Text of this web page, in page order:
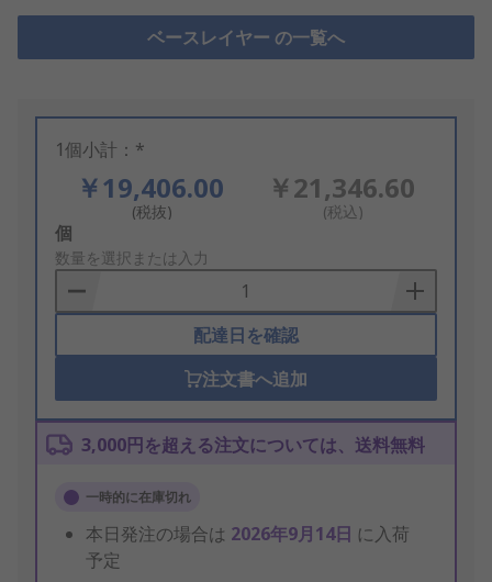
ベースレイヤー の一覧へ
1個小計：*
￥19,406.00
(税抜)
￥21,346.60
(税込)
Add
to
Basket
個
数量を選択または入力
配達日を確認
注文書へ追加
3,000円を超える注文については、送料無料
一時的に在庫切れ
本日発注の場合は 2026年9月14日 に入荷
予定